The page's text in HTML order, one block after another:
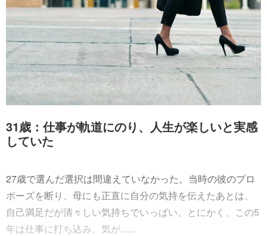
31歳：仕事が軌道にのり、人生が楽しいと実感
していた
27歳で選んだ選択は間違えていなかった。当時の彼のプロ
ポーズを断り、母にも正直に自分の気持を伝えたあとは、
自己満足だが清々しい気持ちでいっぱい。とにかく、この5
年は仕事に打ち込み、気が......